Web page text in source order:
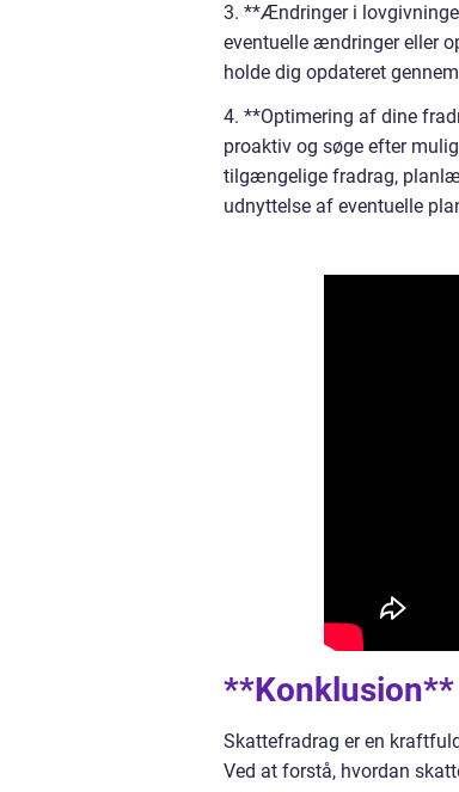
3. **Ændringer i
eventuelle ændringer eller
holde dig opdateret
4. **Optimering af dine
proaktiv og søge efter
tilgængelige fradrag,
udnyttelse af eventuelle
**Konklusion**
Skattefradrag er en
Ved at forstå, hvordan